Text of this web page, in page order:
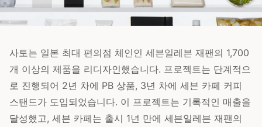
사토는 일본 최대 편의점 체인인 세븐일레븐 재팬의 1,700
개 이상의 제품을 리디자인했습니다. 프로젝트는 단계적으
로 진행되어 2년 차에 PB 상품, 3년 차에 세븐 카페 커피
스탠드가 도입되었습니다. 이 프로젝트는 기록적인 매출을
달성했고, 세븐 카페는 출시 1년 만에 세븐일레븐 재팬의